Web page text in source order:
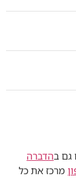
גם בהדברה
מרכז את כל